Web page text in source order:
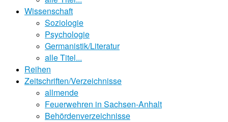
Wissenschaft
Soziologie
Psychologie
Germanistik/Literatur
alle Titel...
Reihen
Zeitschriften/Verzeichnisse
allmende
Feuerwehren in Sachsen-Anhalt
Behördenverzeichnisse